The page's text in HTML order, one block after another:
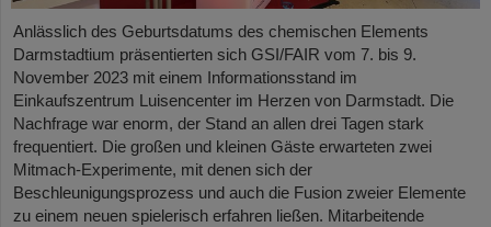
Anlässlich des Geburtsdatums des chemischen Elements
Darmstadtium präsentierten sich GSI/FAIR vom 7. bis 9.
November 2023 mit einem Informationsstand im
Einkaufszentrum Luisencenter im Herzen von Darmstadt. Die
Nachfrage war enorm, der Stand an allen drei Tagen stark
frequentiert. Die großen und kleinen Gäste erwarteten zwei
Mitmach-Experimente, mit denen sich der
Beschleunigungsprozess und auch die Fusion zweier Elemente
zu einem neuen spielerisch erfahren ließen. Mitarbeitende